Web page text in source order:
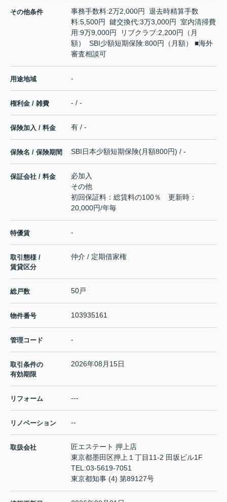
その他条件
事務手数料:2万2,000円 退去時精算手数
料:5,500円 鍵交換代:3万3,000円 室内清掃費
用:9万9,000円 リブクラブ:2,200円（月
額） SBI少額短期保険:800円（月額） ■海外
審査相談可
用途地域 -
権利金 / 雑費 - / -
保険加入 / 料金 有 / -
保険名 / 保険期間 SBI日本少額短期保険(月額800円) / -
保証会社 / 料金
必加入
その他
初回保証料：総賃料の100％ 更新時：
20,000円/年毎
特優賃 -
取引態様 /
賃貸区分
仲介 / 定期借家権
総戸数 50戸
物件番号 103935161
管理コード -
取引条件の
有効期限
2026年08月15日
リフォーム ---
リノベーション --
取扱会社
匠エステート 押上店
東京都墨田区押上１丁目11-2 田坂ビル1F
TEL:03-5619-7051
東京都知事 (4) 第89127号